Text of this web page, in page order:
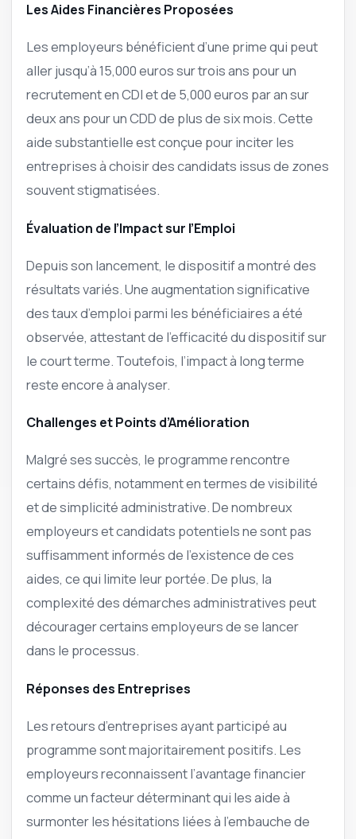
Les Aides Financières Proposées
Les employeurs bénéficient d’une prime qui peut
aller jusqu’à 15,000 euros sur trois ans pour un
recrutement en CDI et de 5,000 euros par an sur
deux ans pour un CDD de plus de six mois. Cette
aide substantielle est conçue pour inciter les
entreprises à choisir des candidats issus de zones
souvent stigmatisées.
Évaluation de l’Impact sur l’Emploi
Depuis son lancement, le dispositif a montré des
résultats variés. Une augmentation significative
des taux d’emploi parmi les bénéficiaires a été
observée, attestant de l’efficacité du dispositif sur
le court terme. Toutefois, l’impact à long terme
reste encore à analyser.
Challenges et Points d’Amélioration
Malgré ses succès, le programme rencontre
certains défis, notamment en termes de visibilité
et de simplicité administrative. De nombreux
employeurs et candidats potentiels ne sont pas
suffisamment informés de l’existence de ces
aides, ce qui limite leur portée. De plus, la
complexité des démarches administratives peut
décourager certains employeurs de se lancer
dans le processus.
Réponses des Entreprises
Les retours d’entreprises ayant participé au
programme sont majoritairement positifs. Les
employeurs reconnaissent l’avantage financier
comme un facteur déterminant qui les aide à
surmonter les hésitations liées à l’embauche de